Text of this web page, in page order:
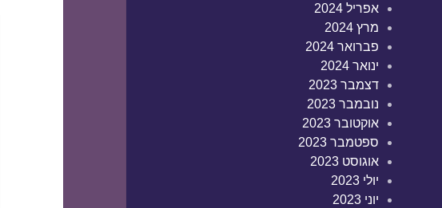
אפריל 2024
מרץ 2024
פברואר 2024
ינואר 2024
דצמבר 2023
נובמבר 2023
אוקטובר 2023
ספטמבר 2023
אוגוסט 2023
יולי 2023
יוני 2023